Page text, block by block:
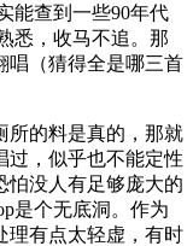
能查到一些90年代
悉，收马不追。那
唱（猜得全是哪三首
所的料是真的，那就
过，似乎也不能定性
怕没人有足够庞大的
是个无底洞。作为
理有点太轻虚，有时